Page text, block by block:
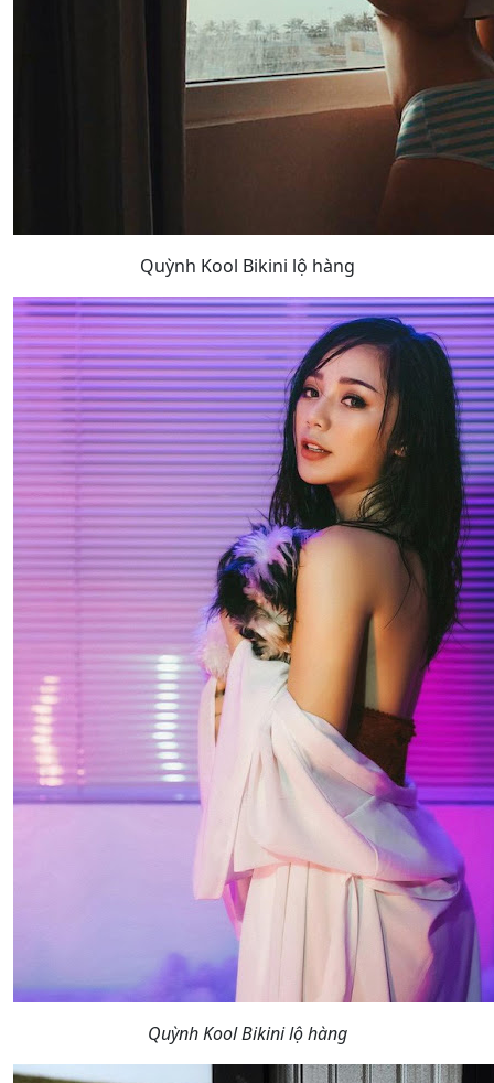
Quỳnh Kool Bikini lộ hàng
Quỳnh Kool Bikini lộ hàng